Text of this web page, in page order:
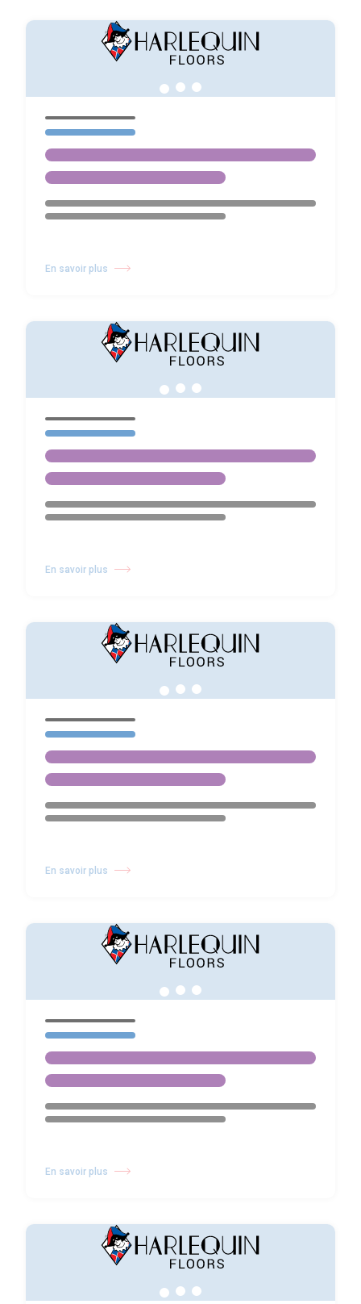
En savoir plus
En savoir plus
En savoir plus
En savoir plus